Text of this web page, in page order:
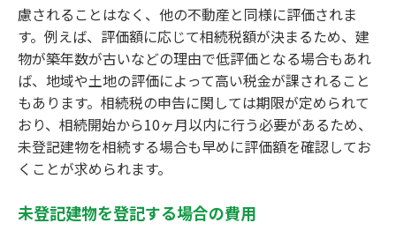
慮されることはなく、他の不動産と同様に評価されま
す。例えば、評価額に応じて相続税額が決まるため、建
物が築年数が古いなどの理由で低評価となる場合もあれ
ば、地域や土地の評価によって高い税金が課されること
もあります。相続税の申告に関しては期限が定められて
おり、相続開始から10ヶ月以内に行う必要があるため、
未登記建物を相続する場合も早めに評価額を確認してお
くことが求められます。
未登記建物を登記する場合の費用